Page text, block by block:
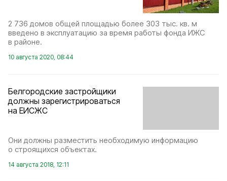
2 736 домов общей площадью более 303 тыс. кв. м
введено в эксплуатацию за время работы фонда ИЖС
в районе.
10 августа 2020, 08:44
Белгородские застройщики
должны зарегистрироваться
на ЕИСЖС
Они должны разместить необходимую информацию
о строящихся объектах.
14 августа 2018, 12:11